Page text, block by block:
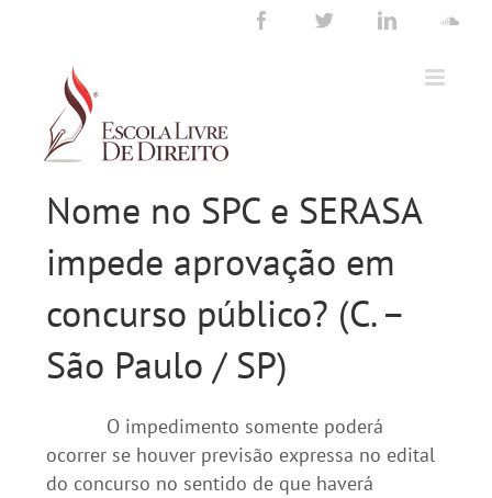
LinkedIn
Twitter
Facebook
Nome no SPC e SERASA
impede aprovação em
concurso público? (C. –
São Paulo / SP)
O impedimento somente poderá
ocorrer se houver previsão expressa no edital
do concurso no sentido de que haverá